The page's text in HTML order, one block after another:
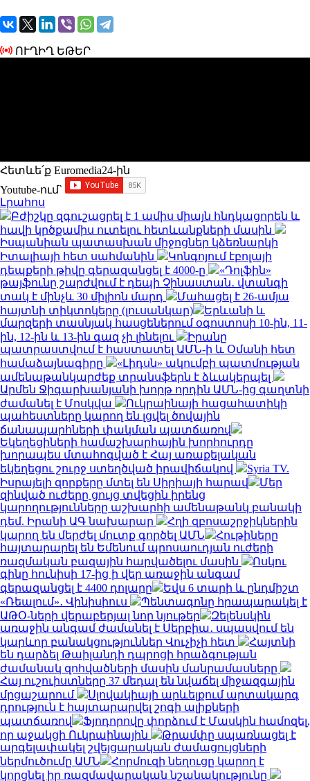
ՈՒՂԻՂ ԵԹԵՐ
Հետևե՛ք Euromedia24-ին
Youtube-ում`
Լրահոս
Բժիշկը զգուշացրել է 1 ամիս միայն հնդկացորեն և
հավի կրծքամիս ուտելու հետևանքների մասին
Իսպանիան պատասխան միջոցներ կձեռնարկի
Իտալիայի հետ սահմանին
Կոնգոյում էբոլայի
դեպքերի թիվը գերազանցել է 4000-ը
«Դոլֆին»
թայֆունը շարժվում է դեպի Չինաստան․ վտանգի
տակ է մինչև 30 միլիոն մարդ
Մահացել է 26-ամյա
հայտնի տիկտոկերը (լուսանկար)
Երևանի և
մարզերի տասնյակ հասցեներում օգոստոսի 10-ին, 11-
ին, 12-ին և 13-ին գազ չի լինելու
Իրանը
պատրաստվում է հաստատել ԱՄՆ-ի և Օմանի հետ
համաձայնագիրը
«Լիդսն» ակումբի պատմության
ամենաթանկարժեք տրանսֆերն է ձևակերպել
Արմեն Ջիգարխանյանի խորթ որդին ԱՄՆ-ից գաղտնի
ժամանել է Մոսկվա
Ուկրաինայի հացահատիկի
պահեստները կարող են լցվել ծովային
ճանապարհների փակման պատճառով
Եկեղեցիների համաշխարհային խորհուրդը
խորապես մտահոգված է Հայ առաքելական
եկեղեցու շուրջ ստեղծված իրավիճակով
Syria TV.
Իսրայելի զորքերը մտել են Սիրիայի հարավ
Մեր
զինված ուժերը ցույց տվեցին իրենց
կարողությունները աշխարհի ամենաթանկ բանակի
դեմ. Իրանի ԱԳ նախարար
Հղի զբոսաշրջիկներին
կարող են մերժել մուտք գործել ԱՄՆ
Հութիները
հայտարարել են Եմենում պրոսաուդյան ուժերի
ռազմական բազային հարվածելու մասին
Ոսկու
գինը հունիսի 17-ից ի վեր առաջին անգամ
գերազանցել է 4400 դոլարը
Եվս 6 տարի և ընդմիշտ
«Ռեալում»․ Վինիսիուս
Պենտագոնը հրապարակել է
ԱԹՕ-ների վերաբերյալ նոր նյութեր
Զելենսկին
առաջին անգամ ժամանել է Սերբիա․ սպասվում են
կարևոր բանակցություններ Վուչիչի հետ
Հայտնի
են դարձել Թաիլանդի դպրոցի հրաձգության
ժամանակ զոհվածների մասին մանրամասները
Հայ ուշուիստները 37 մեդալ են նվաճել միջազգային
մրցաշարում
Սլովակիայի արևելքում արտակարգ
դրություն է հայտարարվել շոգի ալիքների
պատճառով
Ֆյոդորովը փորձում է Մասկին համոզել,
որ աջակցի Ուկրաինային
Թրամփը սպառնացել է
արգելափակել շվեյցարական ժամացույցների
ներմուծումը ԱՄՆ
Հորմուզի նեղուցը կարող է
կորցնել իր ռազմավարական նշանակությունը